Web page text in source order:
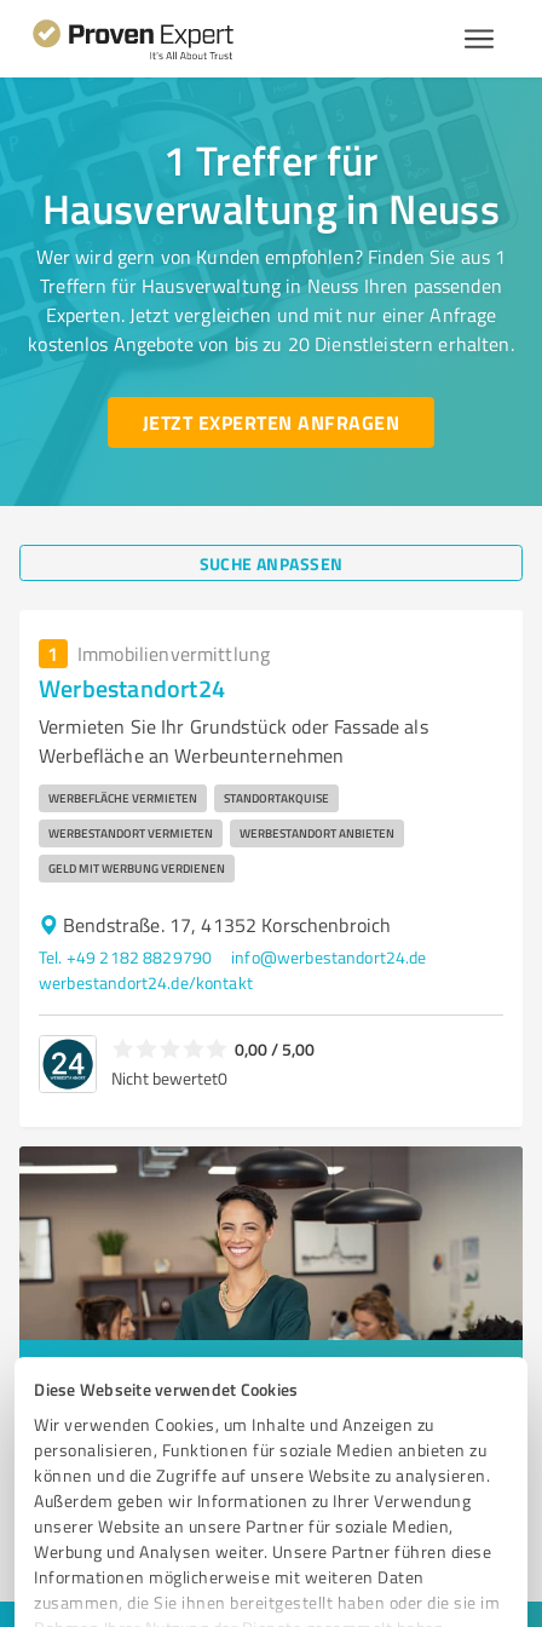
Diese Webseite verwendet Cookies
Wir verwenden Cookies, um Inhalte und Anzeigen zu
personalisieren, Funktionen für soziale Medien anbieten zu
können und die Zugriffe auf unsere Website zu analysieren.
Außerdem geben wir Informationen zu Ihrer Verwendung
unserer Website an unsere Partner für soziale Medien,
Werbung und Analysen weiter. Unsere Partner führen diese
Informationen möglicherweise mit weiteren Daten
zusammen, die Sie ihnen bereitgestellt haben oder die sie im
1 Treffer für
Hausverwaltung in Neuss
Wer wird gern von Kunden empfohlen? Finden Sie aus 1
Treffern für Hausverwaltung in Neuss Ihren passenden
Experten. Jetzt vergleichen und mit nur einer Anfrage
kostenlos Angebote von bis zu 20 Dienstleistern erhalten.
JETZT EXPERTEN ANFRAGEN
SUCHE ANPASSEN
1 Immobilienvermittlung
Werbestandort24
Vermieten Sie Ihr Grundstück oder Fassade als
Werbefläche an Werbeunternehmen
WERBEFLÄCHE VERMIETEN STANDORTAKQUISE
WERBESTANDORT VERMIETEN WERBESTANDORT ANBIETEN
GELD MIT WERBUNG VERDIENEN
Bendstraße. 17, 41352 Korschenbroich
Tel. +49 2182 8829790
info@werbestandort24.de
werbestandort24.de/kontakt
0,00 / 5,00
Nicht bewertet0
Sie möchten auch hier gelistet werden?
Registrieren Sie sich jetzt und werden Sie ein von
Kunden empfohlener ProvenExpert!
1